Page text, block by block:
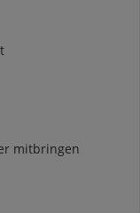
mitbringen